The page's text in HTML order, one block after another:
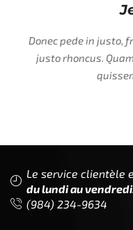
Donec pede in justo,
justo rhoncus. Quam
quissem.
Le service clientèle
du lundi au
(984) 234-9634